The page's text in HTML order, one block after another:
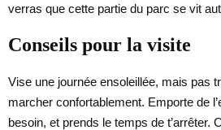
verras que cette partie du parc se vit
Conseils pour la visite
Vise une journée ensoleillée, mais pas
marcher confortablement. Emporte de
besoin, et prends le temps de t’arrêter.